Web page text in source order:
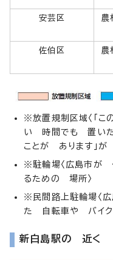
安芸区
農
佐伯区
農
※放置規制区域〈「
い 時間でも 置いた
ことが あります」
※駐輪場〈広島市
るための 場所〉
※民間路上駐輪場〈
た 自転車や バイ
新白島駅の 近く